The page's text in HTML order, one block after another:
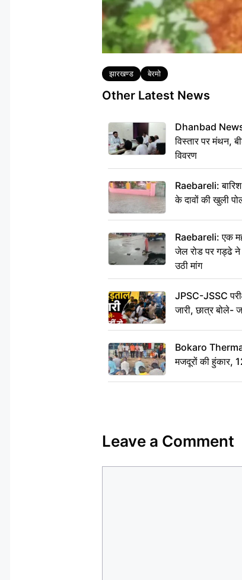
Tags
झारखण्ड बेरमो
Other Latest News
Dhanbad
विस्तार पर मंथन,
विवरण
Raebareli:
के दावों की खुली
Raebareli: एक
जेल रोड पर गड्ढे ने
उठी मांग
JPSC-JSSC
जारी, छात्र बोले-
Bokaro
मजदूरों की हुंकार,
Leave a Comment